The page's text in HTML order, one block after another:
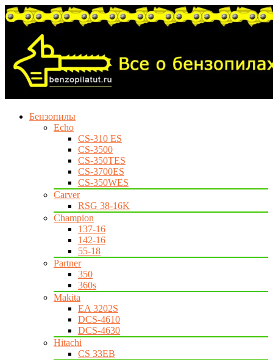
Бензопилы
Echo
CS-310 ES
CS-3500
CS-350TES
CS-3700ES
CS-350WES
Carver
RSG 38-16K
Champion
137-16
142-16
55-18
Partner
350
360s
Makita
EA 3202S
DCS-4610
DCS-4630
Hitachi
CS 33EB